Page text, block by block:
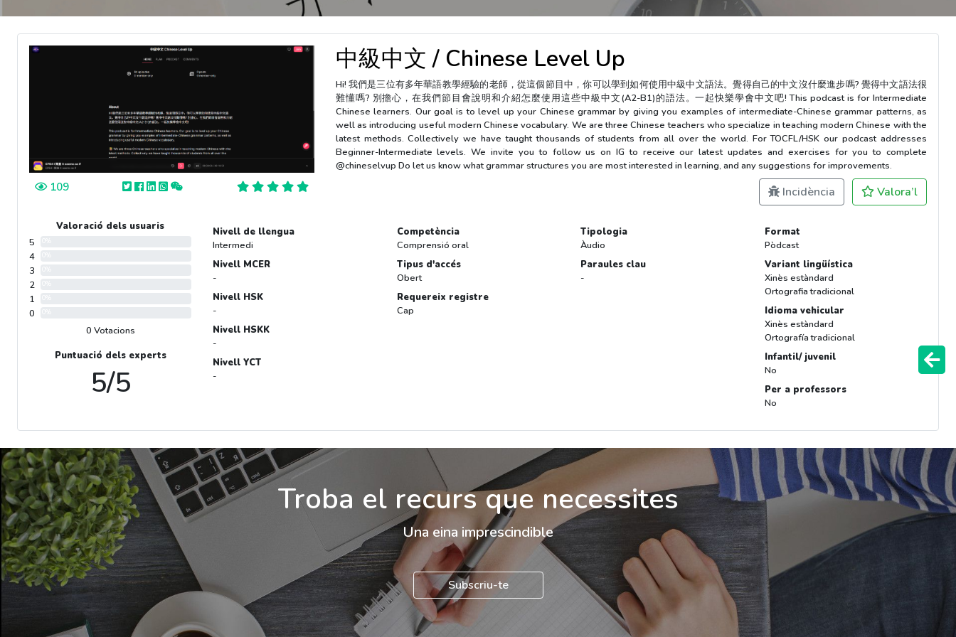
109
中級中文 / Chinese Level Up
Hi! 我們是三位有多年華語教學經驗的老師，從這個節目中，你可以學到如何使用中級中文語法。覺得自己的中文沒什麼進步嗎? 覺得中文語法很
難懂嗎? 別擔心，在我們節目會說明和介紹怎麼使用這些中級中文(A2-B1)的語法。一起快樂學會中文吧! This podcast is for Intermediate
Chinese learners. Our goal is to level up your Chinese grammar by giving you examples of intermediate-Chinese grammar patterns, as
well as introducing useful modern Chinese vocabulary. We are three Chinese teachers who specialize in teaching modern Chinese with the
latest methods. Collectively we have taught thousands of students from all over the world. For TOCFL/HSK our podcast addresses
Beginner-Intermediate levels. We invite you to follow us on IG to receive our latest updates and exercises for you to complete
@chineselvup Do let us know what grammar structures you are most interested in learning, and any suggestions for improvements.
Incidència Valora’l
Valoració dels usuaris
5
4
3
2
1
0
0 Votacions
Puntuació dels experts
5/5
Nivell de llengua
Intermedi
Nivell MCER
-
Nivell HSK
-
Nivell HSKK
-
Nivell YCT
-
Competència
Comprensió oral
Tipus d'accés
Obert
Requereix registre
Cap
Tipologia
Àudio
Paraules clau
-
Format
Pòdcast
Variant lingüística
Xinès estàndard
Ortografia tradicional
Idioma vehicular
Xinès estàndard
Ortografía tradicional
Infantil/ juvenil
No
Per a professors
No
Troba el recurs que necessites
Una eina imprescindible
Subscriu-te